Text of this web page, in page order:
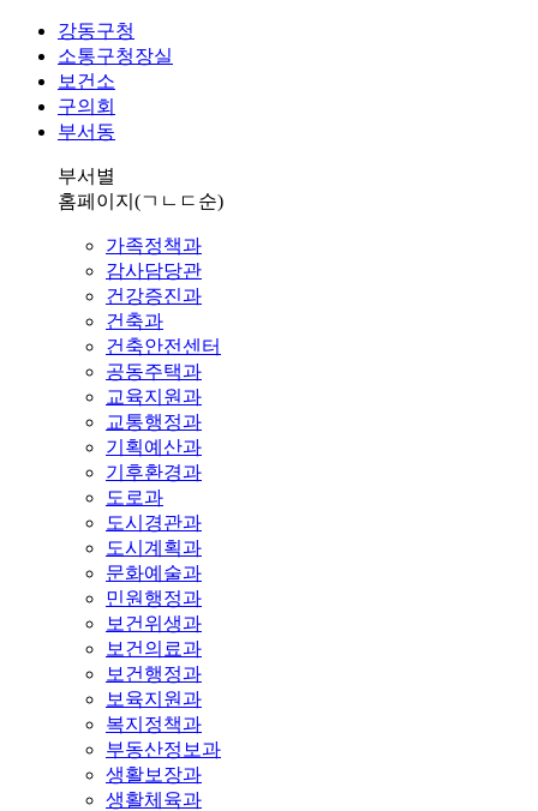
강동구청
소통구청장실
보건소
구의회
부서동
부서별
홈페이지 (ㄱㄴㄷ순)
가족정책과
감사담당관
건강증진과
건축과
건축안전센터
공동주택과
교육지원과
교통행정과
기획예산과
기후환경과
도로과
도시경관과
도시계획과
문화예술과
민원행정과
보건위생과
보건의료과
보건행정과
보육지원과
복지정책과
부동산정보과
생활보장과
생활체육과